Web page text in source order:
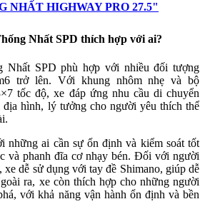
NHẤT HIGHWAY PRO 27.5"
Nhất SPD thích hợp với ai?
Nhất SPD phù hợp với nhiều đối tượng
trở lên. Với khung nhôm nhẹ và bộ
tốc độ, xe đáp ứng nhu cầu di chuyển
địa hình, lý tưởng cho người yêu thích thể
những ai cần sự ổn định và kiểm soát tốt
và phanh đĩa cơ nhạy bén. Đối với người
xe dễ sử dụng với tay đề Shimano, giúp dễ
ra, xe còn thích hợp cho những người
với khả năng vận hành ổn định và bền